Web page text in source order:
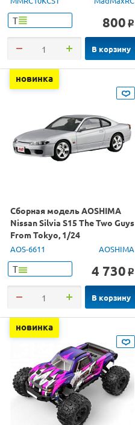
Т 800 o
В корзину
новинка
Сборная модель AOSHIMA
Nissan Silvia S15 The Two Guys
From Tokyo, 1/24
AOS-6611 AOSHIMA
Т 4 730 o
В корзину
новинка